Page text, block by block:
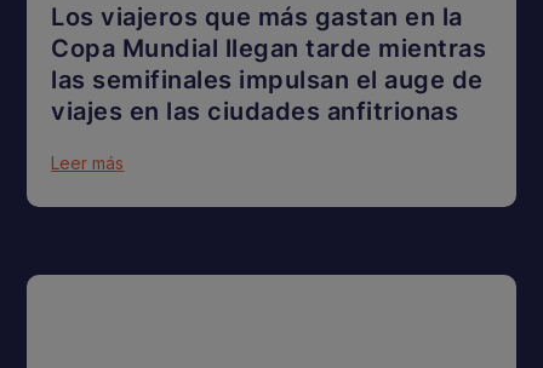
Los viajeros que más gastan en la
Copa Mundial llegan tarde mientras
las semifinales impulsan el auge de
viajes en las ciudades anfitrionas
Leer más